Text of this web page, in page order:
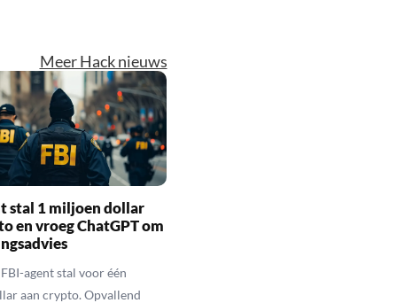
Meer Hack nieuws
stal 1 miljoen dollar
en vroeg ChatGPT om
agent stal voor één
aan crypto. Opvallend